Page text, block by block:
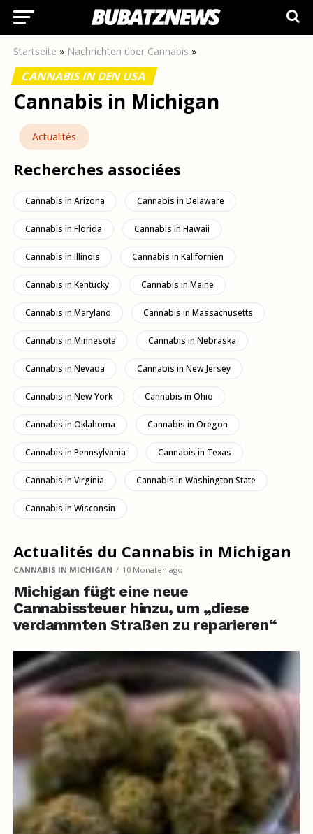
Startseite » Nachrichten über Cannabis »
CANNABIS IN DEN USA
Cannabis in Michigan
Actualités
Recherches associées
Cannabis in Arizona Cannabis in Delaware
Cannabis in Florida Cannabis in Hawaii
Cannabis in Illinois Cannabis in Kalifornien
Cannabis in Kentucky Cannabis in Maine
Cannabis in Maryland Cannabis in Massachusetts
Cannabis in Minnesota Cannabis in Nebraska
Cannabis in Nevada Cannabis in New Jersey
Cannabis in New York Cannabis in Ohio
Cannabis in Oklahoma Cannabis in Oregon
Cannabis in Pennsylvania Cannabis in Texas
Cannabis in Virginia Cannabis in Washington State
Cannabis in Wisconsin
Actualités du Cannabis in Michigan
CANNABIS IN MICHIGAN 10 Monaten ago
Michigan fügt eine neue
Cannabissteuer hinzu, um „diese
verdammten Straßen zu reparieren“